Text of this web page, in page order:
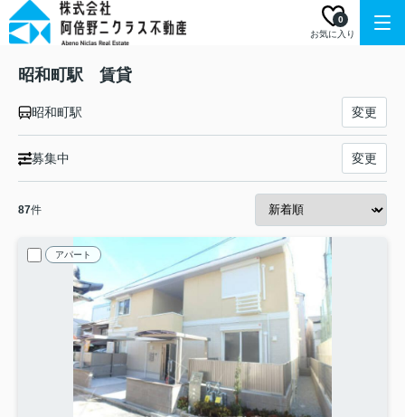
お気に入り
0
昭和町駅 賃貸
昭和町駅 変更
募集中 変更
87件
アパート